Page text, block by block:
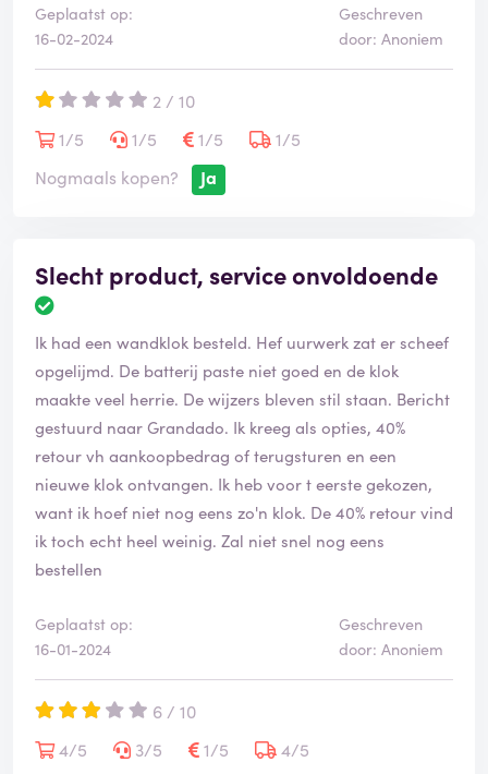
Geplaatst op:
16-02-2024
Geschreven
door: Anoniem
2 / 10
1/5
1/5 1/5
1/5
Nogmaals kopen?
Ja
Slecht product, service onvoldoende
Ik had een wandklok besteld. Hef uurwerk zat er scheef
opgelijmd. De batterij paste niet goed en de klok
maakte veel herrie. De wijzers bleven stil staan. Bericht
gestuurd naar Grandado. Ik kreeg als opties, 40%
retour vh aankoopbedrag of terugsturen en een
nieuwe klok ontvangen. Ik heb voor t eerste gekozen,
want ik hoef niet nog eens zo'n klok. De 40% retour vind
ik toch echt heel weinig. Zal niet snel nog eens
bestellen
Geplaatst op:
16-01-2024
Geschreven
door: Anoniem
6 / 10
4/5
3/5 1/5
4/5